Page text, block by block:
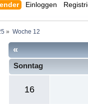
Einloggen
» Woche 12
«
Sonntag
16